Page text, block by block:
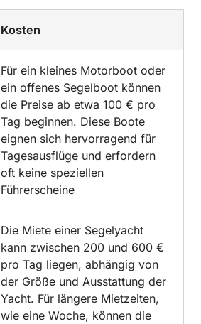
Kosten
Für ein kleines Motorboot oder
ein offenes Segelboot können
die Preise ab etwa 100 € pro
Tag beginnen. Diese Boote
eignen sich hervorragend für
Tagesausflüge und erfordern
oft keine speziellen
Führerscheine
Die Miete einer Segelyacht
kann zwischen 200 und 600 €
pro Tag liegen, abhängig von
der Größe und Ausstattung der
Yacht. Für längere Mietzeiten,
wie eine Woche, können die